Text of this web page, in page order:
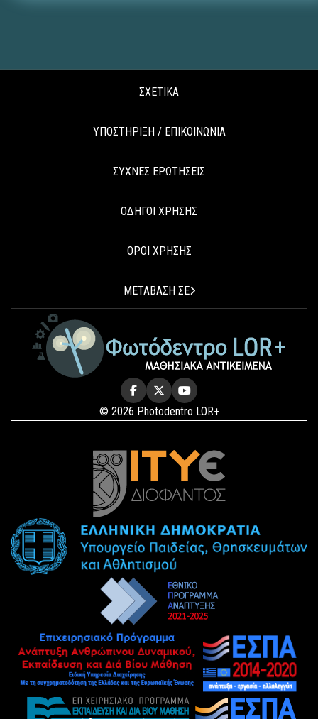
ΣΧΕΤΙΚΑ
ΥΠΟΣΤΗΡΙΞΗ / ΕΠΙΚΟΙΝΩΝΙΑ
ΣΥΧΝΕΣ ΕΡΩΤΗΣΕΙΣ
ΟΔΗΓΟΙ ΧΡΗΣΗΣ
ΟΡΟΙ ΧΡΗΣΗΣ
ΜΕΤΑΒΑΣΗ ΣΕ
© 2026 Photodentro LOR+